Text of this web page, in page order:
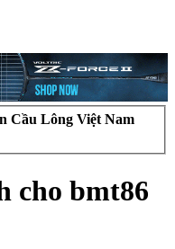
Cầu Lông Việt Nam
cho bmt86